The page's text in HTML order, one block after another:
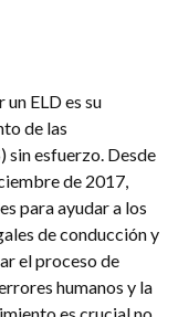
ELD es su
de las
sin esfuerzo. Desde
de 2017,
para ayudar a los
de conducción y
el proceso de
humanos y la
es crucial no